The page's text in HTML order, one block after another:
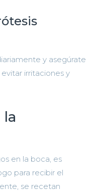
y asegúrate
irritaciones y
en la boca, es
para recibir el
se recetan